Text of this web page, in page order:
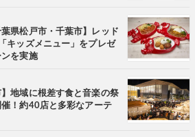
葉県松戸市・千葉市】レッド
キッズメニュー」をプレゼ
を実施
】地域に根差す食と音楽の祭
！約40店と多彩なアーテ